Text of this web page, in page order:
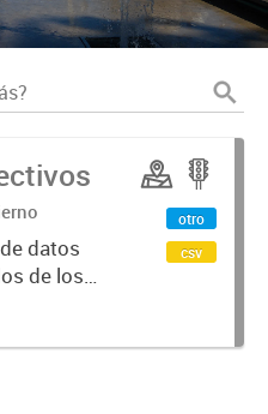
datos
de los
otro
csv